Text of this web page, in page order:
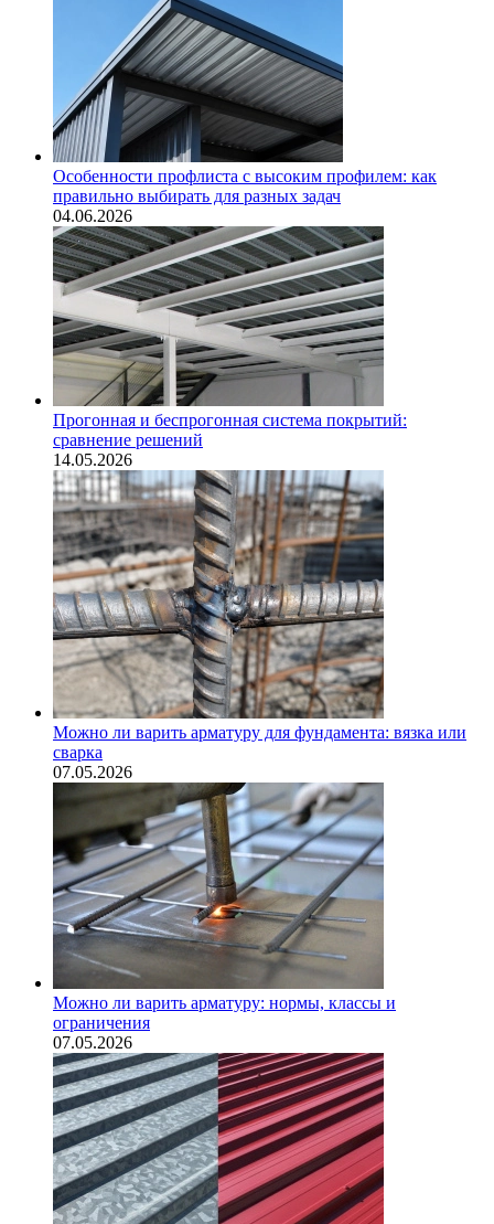
Особенности профлиста с высоким профилем: как
правильно выбирать для разных задач
04.06.2026
Прогонная и беспрогонная система покрытий:
сравнение решений
14.05.2026
Можно ли варить арматуру для фундамента: вязка или
сварка
07.05.2026
Можно ли варить арматуру: нормы, классы и
ограничения
07.05.2026